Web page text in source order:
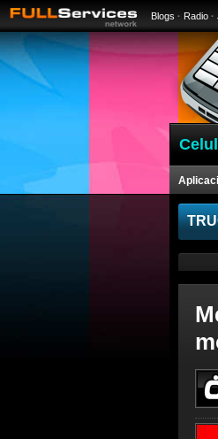
Blogs · Radio ·
Celulares